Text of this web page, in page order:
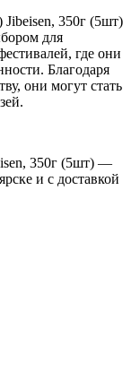
350г (5шт)
для
где они
Благодаря
они могут стать
350г (5шт) —
и с доставкой